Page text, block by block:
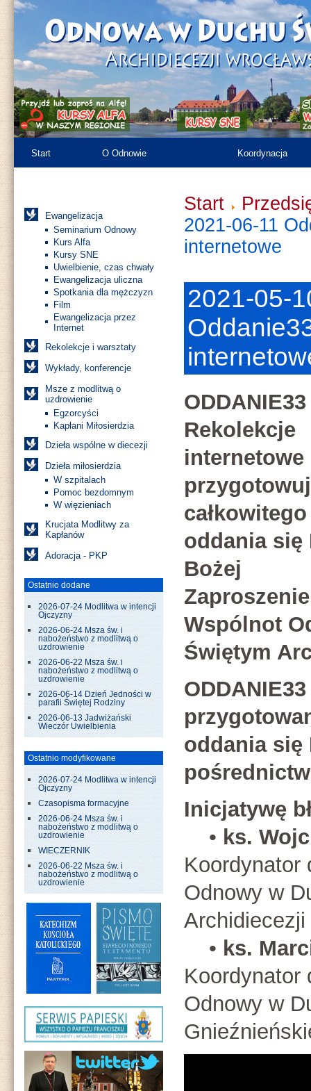
Start O Odnowie Koordynacja
Ewangelizacja
Seminarium Odnowy
Kurs Alfa
Kursy SNE
Uwielbienie, czas chwały
Ewangelizacja uliczna
Spotkania dla mężczyzn
Film
Ewangelizacja przez
Internet
Rekolekcje i warsztaty
Wykłady, konferencje
Msze z modlitwą o
uzdrowienie
Egzorcyści
Kapłani Miłosierdzia
Dzieła wspólne w diecezji
Dzieła miłosierdzia
W szpitalach
Pomoc bezdomnym
W więzieniach
Krucjata Modlitwy za
Kapłanów
Adoracja - PKP
Ostatnio dodane
2026-07-24 Modlitwa w intencji
Ojczyzny
2026-06-24 Msza św. i
nabożeństwo z modlitwą o
uzdrowienie
2026-06-22 Msza św. i
nabożeństwo z modlitwą o
uzdrowienie
2026-06-14 Dzień Jedności w
parafii Świętej Rodziny
2026-06-13 Jadwiżański
Wieczór Uwielbienia
Ostatnio modyfikowane
2026-07-24 Modlitwa w intencji
Ojczyzny
Czasopisma formacyjne
2026-06-24 Msza św. i
nabożeństwo z modlitwą o
uzdrowienie
WIECZERNIK
2026-06-22 Msza św. i
nabożeństwo z modlitwą o
uzdrowienie
Start
2021-06-11
internetowe
2021-05-
ODDANIE33
Rekolekcje
internetowe
całkowitego
oddania się
Bożej
Wspólnot
Świętym
oddania się
Inicjatywę
• ks.
Koordynator
Odnowy w
Archidiecezji
• ks.
Koordynator
Odnowy w